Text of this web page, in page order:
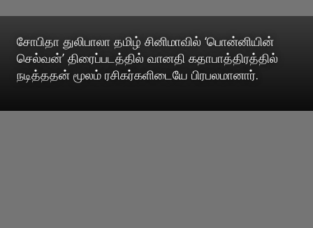
சோபிதா துலிபாலா தமிழ் சினிமாவில் ‘பொன்னியின்
செல்வன்’ திரைப்படத்தில் வானதி கதாபாத்திரத்தில்
நடித்ததன் மூலம் ரசிகர்களிடையே பிரபலமானார்.